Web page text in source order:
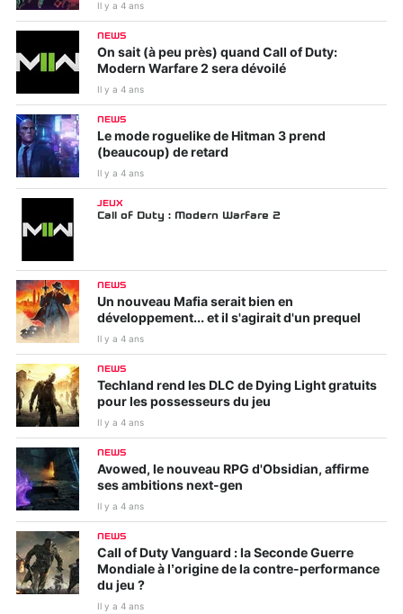
Il y a 4 ans
NEWS
On sait (à peu près) quand Call of Duty:
Modern Warfare 2 sera dévoilé
Il y a 4 ans
NEWS
Le mode roguelike de Hitman 3 prend
(beaucoup) de retard
Il y a 4 ans
JEUX
Call of Duty : Modern Warfare 2
NEWS
Un nouveau Mafia serait bien en
développement... et il s'agirait d'un prequel
Il y a 4 ans
NEWS
Techland rend les DLC de Dying Light gratuits
pour les possesseurs du jeu
Il y a 4 ans
NEWS
Avowed, le nouveau RPG d'Obsidian, affirme
ses ambitions next-gen
Il y a 4 ans
NEWS
Call of Duty Vanguard : la Seconde Guerre
Mondiale à l’origine de la contre-performance
du jeu ?
Il y a 4 ans